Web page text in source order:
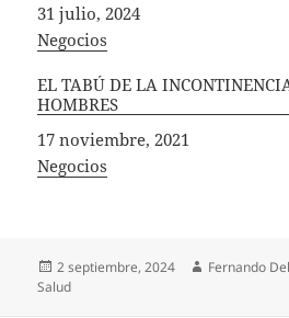
Fecha
31 julio, 2024
In relation to
Negocios
EL TABÚ DE LA
HOMBRES
Fecha
17 noviembre, 2021
In relation to
Negocios
Publicado
el
2 septiembre, 2024 Autor
Fernando
Salud